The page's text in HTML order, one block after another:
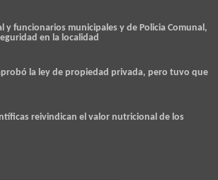
y funcionarios municipales y de Policia Comunal,
en la localidad
la ley de propiedad privada, pero tuvo que
reivindican el valor nutricional de los